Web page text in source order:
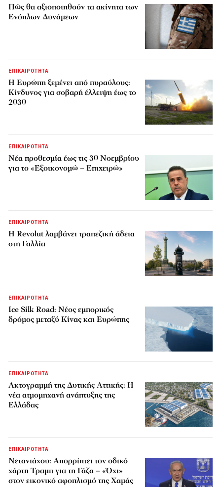
Πώς θα αξιοποιηθούν τα ακίνητα των
Ενόπλων Δυνάμεων
ΕΠΙΚΑΙΡΟΤΗΤΑ
H Ευρώπη ξεμένει από πυραύλους:
Κίνδυνος για σοβαρή έλλειψη έως το
2030
ΕΠΙΚΑΙΡΟΤΗΤΑ
Νέα προθεσμία έως τις 30 Νοεμβρίου
για το «Εξοικονομώ – Επιχειρώ»
ΕΠΙΚΑΙΡΟΤΗΤΑ
Η Revolut λαμβάνει τραπεζική άδεια
στη Γαλλία
ΕΠΙΚΑΙΡΟΤΗΤΑ
Ice Silk Road: Nέος εμπορικός
δρόμος μεταξύ Κίνας και Ευρώπης
ΕΠΙΚΑΙΡΟΤΗΤΑ
Ακτογραμμή της Δυτικής Αττικής: Η
νέα ατμομηχανή ανάπτυξης της
Ελλάδας
ΕΠΙΚΑΙΡΟΤΗΤΑ
Νετανιάχου: Απορρίπτει τον οδικό
χάρτη Τραμπ για τη Γάζα – «Όχι»
στον εικονικό αφοπλισμό της Χαμάς